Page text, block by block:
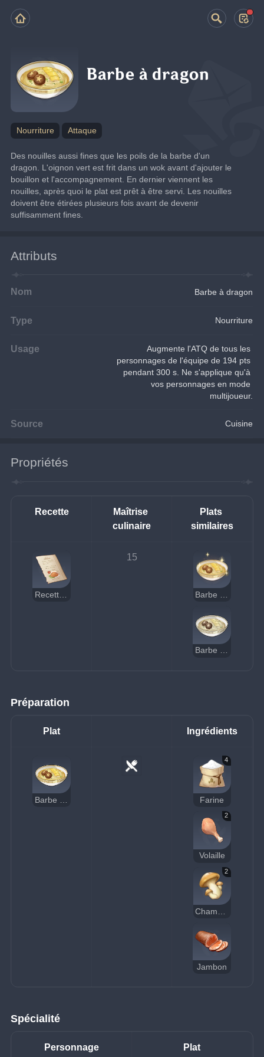
Barbe à dragon
Nourriture Attaque
Des nouilles aussi fines que les poils de la barbe d'un
dragon. L'oignon vert est frit dans un wok avant d'ajouter le
bouillon et l'accompagnement. En dernier viennent les
nouilles, après quoi le plat est prêt à être servi. Les nouilles
doivent être étirées plusieurs fois avant de devenir
suffisamment fines.
Attributs
Nom Barbe à dragon
Type Nourriture
Usage
Augmente l'ATQ de tous les
personnages de l'équipe de 194 pts
pendant 300 s. Ne s'applique qu'à
vos personnages en mode
multijoueur.
Source Cuisine
Propriétés
Recette
Maîtrise
culinaire
Plats
similaires
Recette : Barbe à dragon
15
Barbe à dragon (suspecte)
Préparation
Plat Ingrédients
4
Farine
2
Volaille
2
Jambon
Spécialité
Personnage Plat